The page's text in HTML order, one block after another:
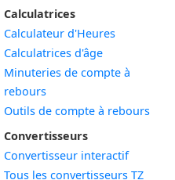
Calculatrices
Calculateur d'Heures
Calculatrices d'âge
Minuteries de compte à
rebours
Outils de compte à rebours
Convertisseurs
Convertisseur interactif
Tous les convertisseurs TZ